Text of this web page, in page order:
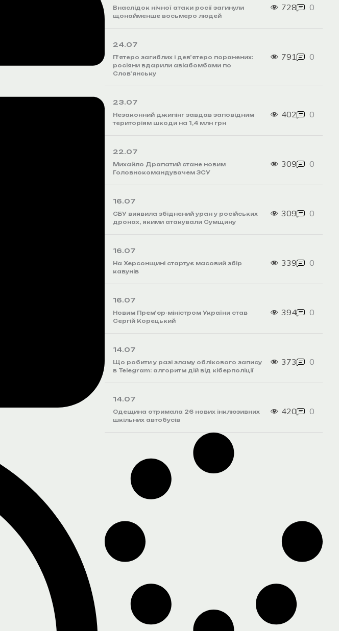
Внаслідок нічної атаки росії загинули
щонайменше восьмеро людей
728 0
П’ятеро загиблих і дев’ятеро поранених:
росіяни вдарили авіабомбами по
Слов’янську
24.07
791 0
Незаконний джипінг завдав заповідним
територіям шкоди на 1,4 млн грн
23.07
402 0
Михайло Драпатий стане новим
Головнокомандувачем ЗСУ
22.07
309 0
СБУ виявила збіднений уран у російських
дронах, якими атакували Сумщину
16.07
309 0
На Херсонщині стартує масовий збір
кавунів
16.07
339 0
Новим Прем’єр-міністром України став
Сергій Корецький
16.07
394 0
Що робити у разі зламу облікового запису
в Telegram: алгоритм дій від кіберполіції
14.07
373 0
Одещина отримала 26 нових інклюзивних
шкільних автобусів
14.07
420 0